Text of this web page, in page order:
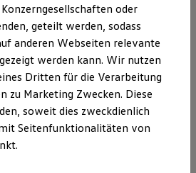
Kollektion
Drop
gem. § 27
gem. § 55 Abs. 2 RStV:
Industriestraße 29, 44892
(
oder
geteilt werden, sodass
anderen Webseiten relevante
werden kann. Wir nutzen
Dritten für die Verarbeitung
zu Marketing Zwecken. Diese
soweit dies zweckdienlich
Seitenfunktionalitäten von